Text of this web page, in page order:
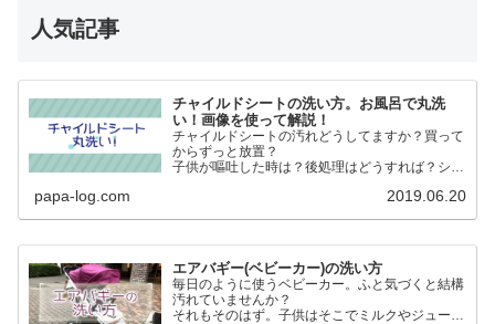
人気記事
チャイルドシートの洗い方。お風呂で丸洗
い！画像を使って解説！
チャイルドシートの汚れどうしてますか？買って
からずっと放置？
子供が嘔吐した時は？後処理はどうすれば？シー
そもそもチャイルドシート本体って洗えるの？
papa-log.com 2019.06.20
エアバギー(ベビーカー)の洗い方
毎日のように使うベビーカー。ふと気づくと結構
汚れていませんか？
それもそのはず。子供はそこでミルクやジュース